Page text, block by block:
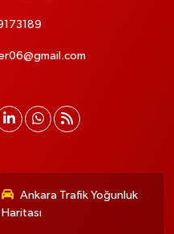
Ankara Trafik Yoğunluk
Haritası